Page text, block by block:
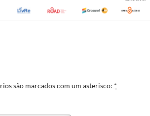
são marcados com um asterisco: *